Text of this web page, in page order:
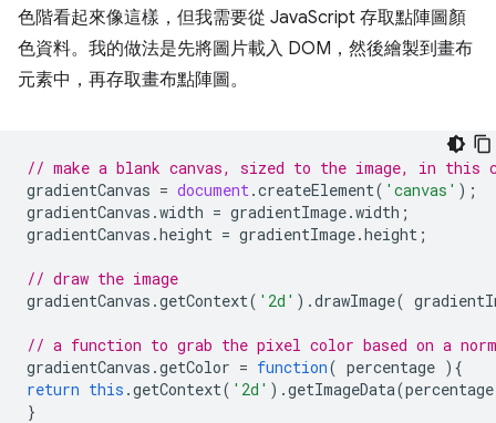
色階看起來像這樣，但我需要從 JavaScript 存取點陣圖顏
色資料。我的做法是先將圖片載入 DOM，然後繪製到畫布
元素中，再存取畫布點陣圖。
// make a blank canvas, sized to the image, in this
gradientCanvas = document.createElement( 'canvas' );
gradientCanvas .width = gradientImage.width ;
gradientCanvas .height = gradientImage.height ;
// draw the image
gradientCanvas .getContext( '2d' ).drawImage(
// a function to grab the pixel color based on a
gradientCanvas .getColor = function( percentage ){
return this .getContext( '2d' ).getImageData(percentage
}